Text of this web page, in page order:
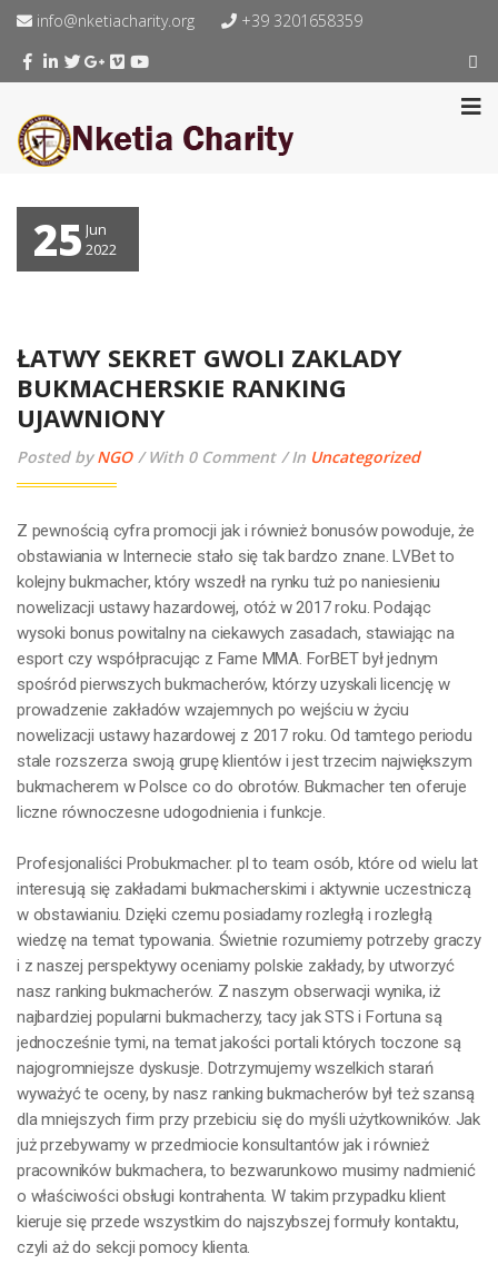
info@nketiacharity.org +39 3201658359
25 Jun
2022
ŁATWY SEKRET GWOLI ZAKLADY
BUKMACHERSKIE RANKING
UJAWNIONY
Posted byNGO With 0 Comment In Uncategorized
Z pewnością cyfra promocji jak i również bonusów powoduje, że
obstawiania w Internecie stało się tak bardzo znane. LVBet to
kolejny bukmacher, który wszedł na rynku tuż po naniesieniu
nowelizacji ustawy hazardowej, otóż w 2017 roku. Podając
wysoki bonus powitalny na ciekawych zasadach, stawiając na
esport czy współpracując z Fame MMA. ForBET był jednym
spośród pierwszych bukmacherów, którzy uzyskali licencję w
prowadzenie zakładów wzajemnych po wejściu w życiu
nowelizacji ustawy hazardowej z 2017 roku. Od tamtego periodu
stale rozszerza swoją grupę klientów i jest trzecim największym
bukmacherem w Polsce co do obrotów. Bukmacher ten oferuje
liczne równoczesne udogodnienia i funkcje.
Profesjonaliści Probukmacher. pl to team osób, które od wielu lat
interesują się zakładami bukmacherskimi i aktywnie uczestniczą
w obstawianiu. Dzięki czemu posiadamy rozległą i rozległą
wiedzę na temat typowania. Świetnie rozumiemy potrzeby graczy
i z naszej perspektywy oceniamy polskie zakłady, by utworzyć
nasz ranking bukmacherów. Z naszym obserwacji wynika, iż
najbardziej popularni bukmacherzy, tacy jak STS i Fortuna są
jednocześnie tymi, na temat jakości portali których toczone są
najogromniejsze dyskusje. Dotrzymujemy wszelkich starań
wyważyć te oceny, by nasz ranking bukmacherów był też szansą
dla mniejszych firm przy przebiciu się do myśli użytkowników. Jak
już przebywamy w przedmiocie konsultantów jak i również
pracowników bukmachera, to bezwarunkowo musimy nadmienić
o właściwości obsługi kontrahenta. W takim przypadku klient
kieruje się przede wszystkim do najszybszej formuły kontaktu,
czyli aż do sekcji pomocy klienta.